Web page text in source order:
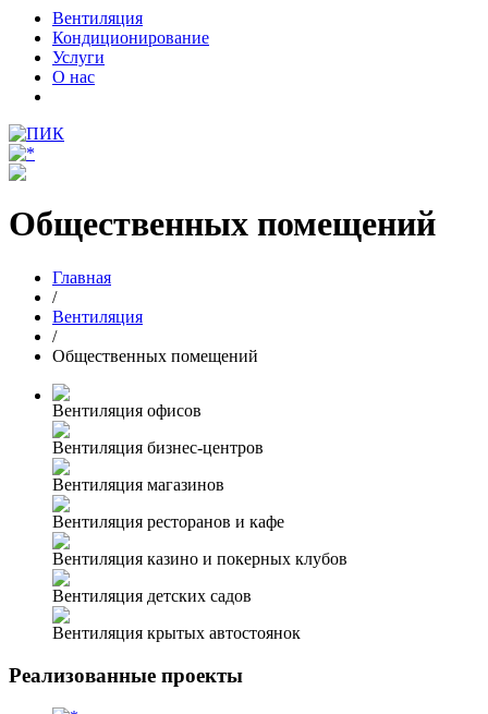
Вентиляция
Кондиционирование
Услуги
О нас
Общественных помещений
Главная
/
Вентиляция
/
Общественных помещений
Вентиляция офисов
Вентиляция бизнес-центров
Вентиляция магазинов
Вентиляция ресторанов и кафе
Вентиляция казино и покерных клубов
Вентиляция детских садов
Вентиляция крытых автостоянок
Реализованные проекты